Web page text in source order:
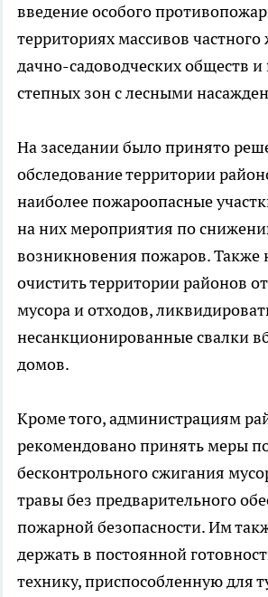
введение особого
территориях массивов частного
дачно-садоводческих обществ
степных зон с лесными
На заседании было принято
обследование территории
наиболее пожароопасные
на них мероприятия по
возникновения пожаров. Также
очистить территории районов
мусора и отходов,
несанкционированные свалки
домов.
Кроме того, администрациям
рекомендовано принять меры
бесконтрольного сжигания
травы без предварительного
пожарной безопасности. Им
держать в постоянной
технику, приспособленную для